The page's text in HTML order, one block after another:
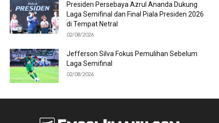
Presiden Persebaya Azrul Ananda Dukung
Laga Semifinal dan Final Piala Presiden 2026
di Tempat Netral
02/08/2026
Jefferson Silva Fokus Pemulihan Sebelum
Laga Semifinal
02/08/2026